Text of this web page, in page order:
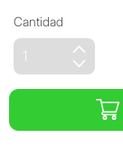
Cantidad